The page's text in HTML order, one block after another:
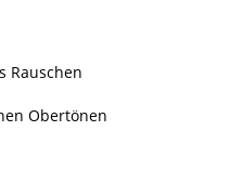
Rauschen
Obertönen